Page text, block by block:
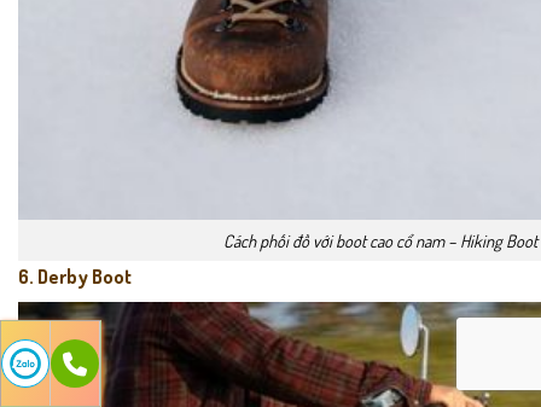
Cách phối đồ với boot cao cổ nam – Hiking Boot
6. Derby Boot